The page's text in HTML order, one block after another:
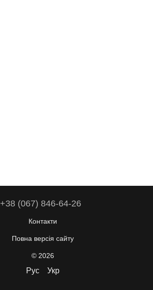
+38 (067) 846-64-26
Контакти
Повна версія сайту
© 2026
Рус Укр